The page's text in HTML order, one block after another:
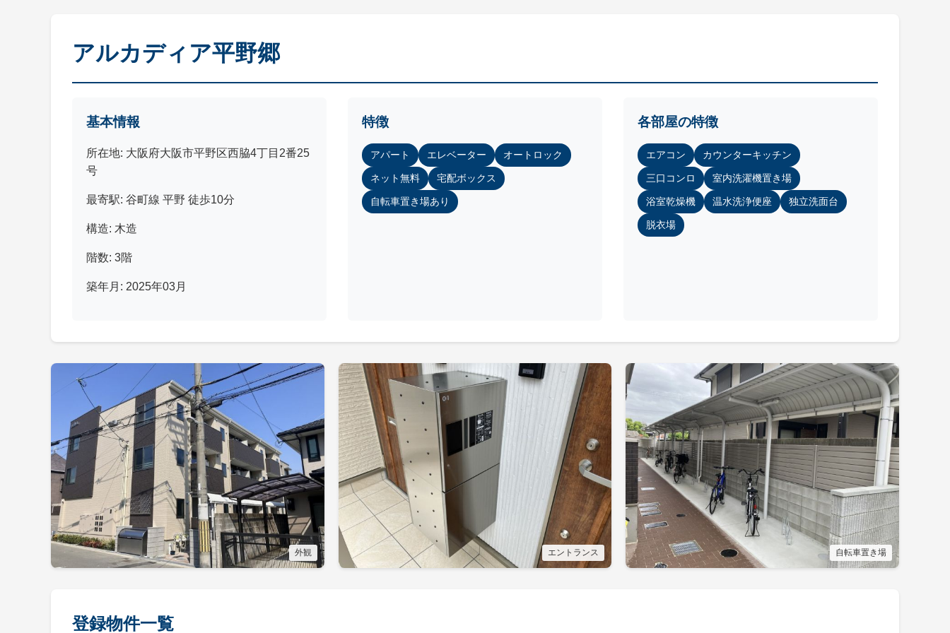
アルカディア平野郷
基本情報
所在地: 大阪府大阪市平野区西脇4丁目2番25
号
最寄駅: 谷町線 平野 徒歩10分
構造: 木造
階数: 3階
築年月: 2025年03月
特徴
アパート エレベーター オートロック
ネット無料 宅配ボックス
自転車置き場あり
各部屋の特徴
エアコン カウンターキッチン
三口コンロ 室内洗濯機置き場
浴室乾燥機 温水洗浄便座 独立洗面台
脱衣場
外観 エントランス 自転車置き場
登録物件一覧